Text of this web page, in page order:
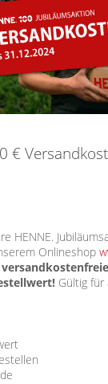
€
HENNE.
Onlineshop
Gültig für